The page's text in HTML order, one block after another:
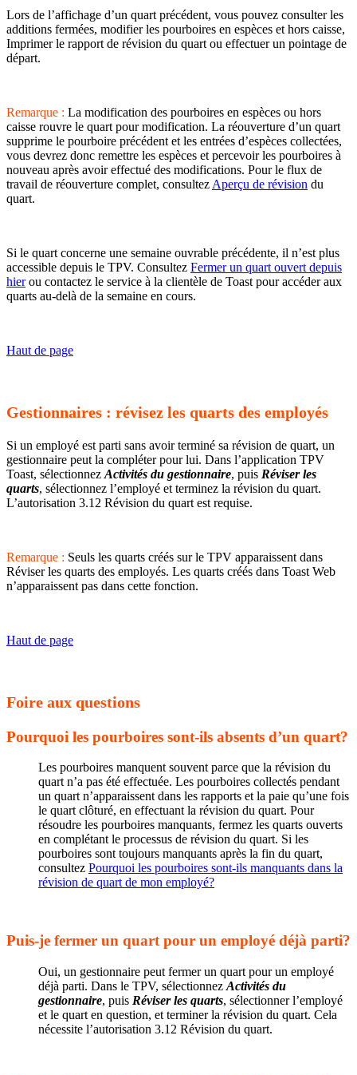
Lors de l’affichage d’un quart précédent, vous pouvez consulter les
additions fermées, modifier les pourboires en espèces et hors caisse,
Imprimer le rapport de révision du quart ou effectuer un pointage de
départ.
Remarque : La modification des pourboires en espèces ou hors
caisse rouvre le quart pour modification. La réouverture d’un quart
supprime le pourboire précédent et les entrées d’espèces collectées,
vous devrez donc remettre les espèces et percevoir les pourboires à
nouveau après avoir effectué des modifications. Pour le flux de
travail de réouverture complet, consultez Aperçu de révision du
quart.
Si le quart concerne une semaine ouvrable précédente, il n’est plus
accessible depuis le TPV. Consultez Fermer un quart ouvert depuis
hierou contactez le service à la clientèle de Toast pour accéder aux
quarts au-delà de la semaine en cours.
Haut de page
Gestionnaires : révisez les quarts des employés
Si un employé est parti sans avoir terminé sa révision de quart, un
gestionnaire peut la compléter pour lui. Dans l’application TPV
Toast, sélectionnez Activités du gestionnaire, puis Réviser les
quarts, sélectionnez l’employé et terminez la révision du quart.
L’autorisation 3.12 Révision du quart est requise.
Remarque : Seuls les quarts créés sur le TPV apparaissent dans
Réviser les quarts des employés. Les quarts créés dans Toast Web
n’apparaissent pas dans cette fonction.
Haut de page
Foire aux questions
Pourquoi les pourboires sont-ils absents d’un quart?
Les pourboires manquent souvent parce que la révision du
quart n’a pas été effectuée. Les pourboires collectés pendant
un quart n’apparaissent dans les rapports et la paie qu’une fois
le quart clôturé, en effectuant la révision du quart. Pour
résoudre les pourboires manquants, fermez les quarts ouverts
en complétant le processus de révision du quart. Si les
pourboires sont toujours manquants après la fin du quart,
consultez Pourquoi les pourboires sont-ils manquants dans la
révision de quart de mon employé?
Puis-je fermer un quart pour un employé déjà parti?
Oui, un gestionnaire peut fermer un quart pour un employé
déjà parti. Dans le TPV, sélectionnez Activités du
gestionnaire, puis Réviser les quarts, sélectionner l’employé
et le quart en question, et terminer la révision du quart. Cela
nécessite l’autorisation 3.12 Révision du quart.